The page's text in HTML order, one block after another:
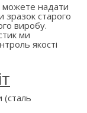
можете надати
зразок старого
виробу.
ми
якості
(сталь